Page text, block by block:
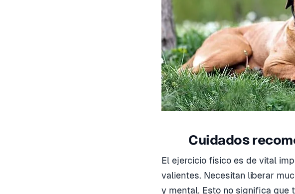
Cuidados
El ejercicio físico es de vital
valientes. Necesitan liberar
y mental. Esto no significa que